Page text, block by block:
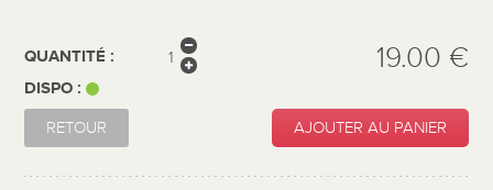
QUANTITÉ :
DISPO :
19.00 €
RETOUR AJOUTER AU PANIER